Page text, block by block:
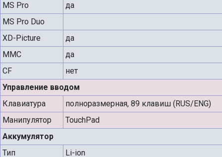
MS Pro
да
MS Pro Duo
XD-Picture
да
MMC
да
CF
нет
Управление вводом
Клавиатура
полноразмерная, 89 клавиш (RUS/ENG)
Манипулятор
TouchPad
Аккумулятор
Тип
Li-ion